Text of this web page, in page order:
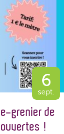
6
sept.
grenier de
!